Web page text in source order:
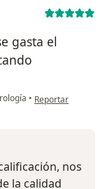
gasta el
• en opinión del
Reportar
nos
la calidad